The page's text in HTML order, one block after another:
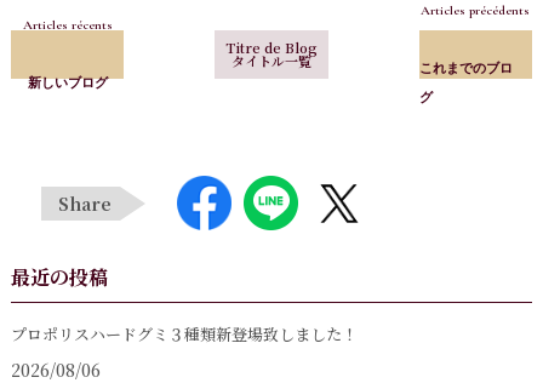
Articles récents
新しいブログ
Titre de Blog
タイトル一覧
Articles précédents
これまでのブロ
グ
Share
最近の投稿
プロポリスハードグミ３種類新登場致しました！
2026/08/06